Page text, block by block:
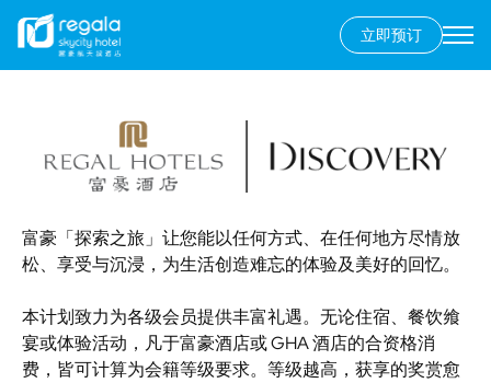
立即预订
Secondary
menu
富豪「探索之旅」让您能以任何方式、在任何地方尽情放
松、享受与沉浸，为生活创造难忘的体验及美好的回忆。
本计划致力为各级会员提供丰富礼遇。无论住宿、餐饮飨
宴或体验活动，凡于富豪酒店或 GHA 酒店的合资格消
费，皆可计算为会籍等级要求。等级越高，获享的奖赏愈